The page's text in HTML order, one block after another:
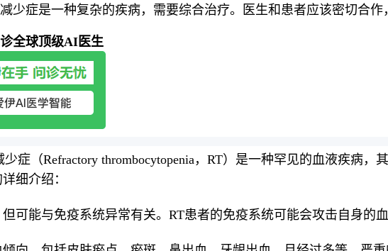
少症是一种复杂的疾病，需要综合治疗。医生和患者应该密切合
全球顶级AI医生
症（Refractory thrombocytopenia，RT）是一种罕见的血液疾病
细介绍：
可能与免疫系统异常有关。RT患者的免疫系统可能会攻击自身的